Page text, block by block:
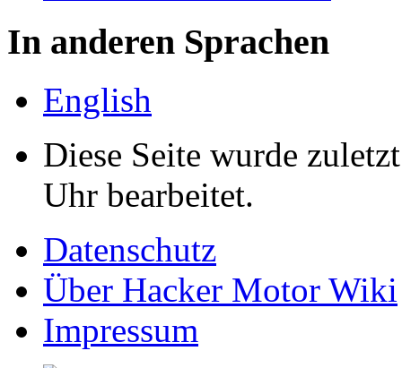
In anderen Sprachen
English
Diese Seite wurde
Uhr bearbeitet.
Datenschutz
Über Hacker Motor Wiki
Impressum